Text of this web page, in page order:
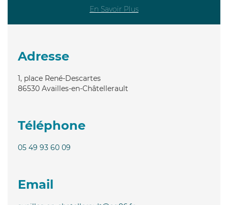
En Savoir Plus
Adresse
1, place René-Descartes
86530 Availles-en-Châtellerault
Téléphone
05 49 93 60 09
Email